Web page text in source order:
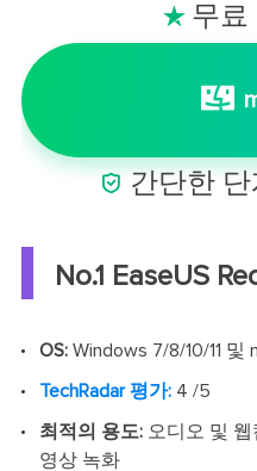
 무료
 간단한
No.1 EaseUS
OS:Windows 7/8/10/11 및
TechRadar 평가:4 /5
최적의 용도:오디오 및 웹
영상 녹화